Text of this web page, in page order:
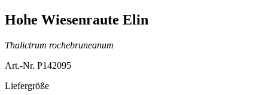
Hohe Wiesenraute Elin
Thalictrum rochebruneanum
Art.-Nr. P142095
Liefergröße